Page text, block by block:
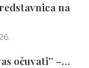
na
očuvati” –…